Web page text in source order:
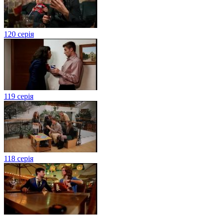
120 серія
119 серія
118 серія